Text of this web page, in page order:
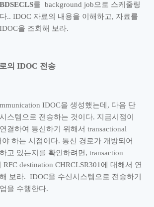
를 background job으로 스케줄링
.. IDOC 자료의 내용을 이해하고, 자료를
IDOC을 조회해 보라.
의 IDOC 전송
IDOC을 생성했는데 , 다음 단
스템으로 전송하는 것이다. 지금시점이
결하여 통신하기 위해서 transactional
야 하는 시점이다. 통신 경로가 개방되어
고 있는지를 확인하려면 , transaction
RFC destination CHRCLSR301 에 대해서 연
보라. IDOC을 수신시스템으로 전송하기
을 수행한다.